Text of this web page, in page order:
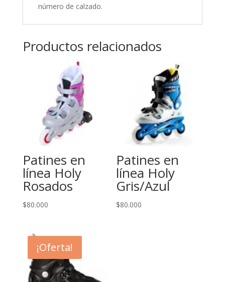
número de calzado.
Productos relacionados
Patines en
línea Holy
Rosados
$80.000
Patines en
línea Holy
Gris/Azul
$80.000
¡Oferta!